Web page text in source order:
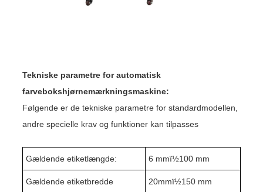
Tekniske parametre for automatisk
farvebokshjørnemærkningsmaskine:
Følgende er de tekniske parametre for standardmodellen,
andre specielle krav og funktioner kan tilpasses
Gældende etiketlængde: 6 mmï½100 mm
Gældende etiketbredde
20mmï½150 mm